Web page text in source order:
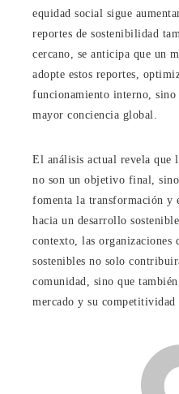
equidad social sigue
reportes de sostenibilidad
cercano, se anticipa que un
adopte estos reportes,
funcionamiento interno, sino
mayor conciencia global.
El análisis actual revela que
no son un objetivo final,
fomenta la transformación y
hacia un desarrollo
contexto, las organizaciones
sostenibles no solo
comunidad, sino que
mercado y su competitividad